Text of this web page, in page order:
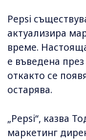
Pepsi
актуализира
време.
е въведена
откакто се
остарява.
„Pepsi“, казва
маркетинг